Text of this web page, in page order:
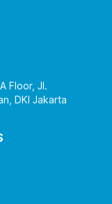
Floor, Jl.
DKI Jakarta